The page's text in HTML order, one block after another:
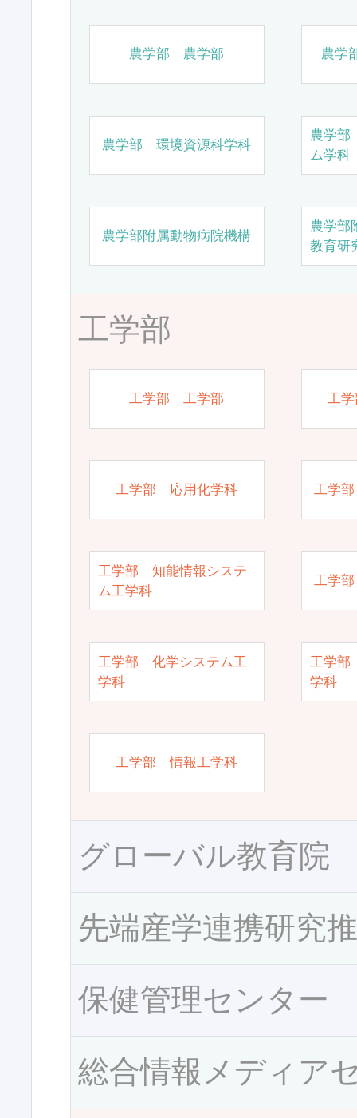
農学部 農学部 農学
農学部 環境資源科学科
農学
ム学科
農学部附属動物病院機構
農学部
教育研
工学部
工学部 工学部 工
工学部 応用化学科 工学
工学部 知能情報システ
ム工学科
工学
工学部 化学システム工
学科
工学部
学科
工学部 情報工学科
グローバル教育院
先端産学連携研究
保健管理センター
総合情報メディア